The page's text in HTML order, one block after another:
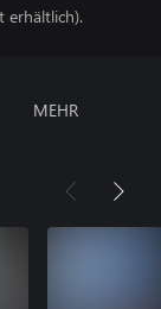
erhältlich).
MEHR